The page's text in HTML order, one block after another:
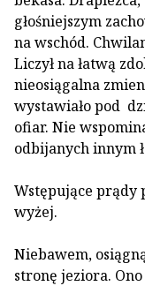
głośniejszym
na wschód.
Liczył na łatwą
nieosiągalna
wystawiało pod
ofiar. Nie
odbijanych innym
Wstępujące prądy
wyżej.
Niebawem,
stronę jeziora.